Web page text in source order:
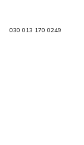
030 013 170 0249